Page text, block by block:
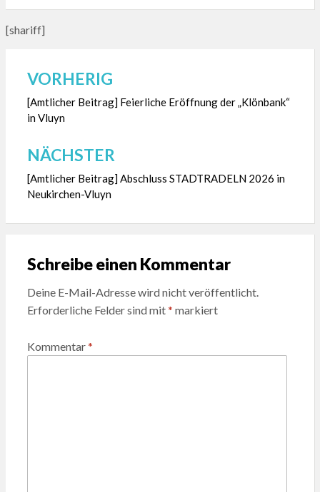
[shariff]
Beitragsnavigation
VORHERIG
[Amtlicher Beitrag] Feierliche Eröffnung der „Klönbank“
in Vluyn
NÄCHSTER
[Amtlicher Beitrag] Abschluss STADTRADELN 2026 in
Neukirchen-Vluyn
Schreibe einen Kommentar
Deine E-Mail-Adresse wird nicht veröffentlicht.
Erforderliche Felder sind mit* markiert
Kommentar*